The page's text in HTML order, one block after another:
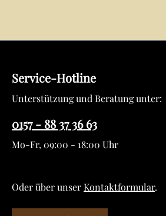
Service-Hotline
Unterstützung und Beratung unter:
0157 - 88 37 36 63
Mo-Fr, 09:00 - 18:00 Uhr
Oder über unserKontaktformular.